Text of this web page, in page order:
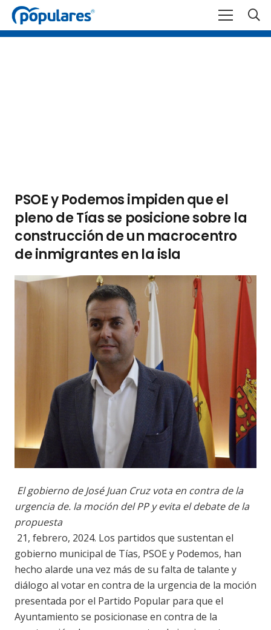
PSOE y Podemos impiden que el
pleno de Tías se posicione sobre la
construcción de un macrocentro
de inmigrantes en la isla
El gobierno de José Juan Cruz vota en contra de la
urgencia de. la moción del PP y evita el debate de la
propuesta
21, febrero, 2024. Los partidos que sustentan el
gobierno municipal de Tías, PSOE y Podemos, han
hecho alarde una vez más de su falta de talante y
diálogo al votar en contra de la urgencia de la moción
presentada por el Partido Popular para que el
Ayuntamiento se posicionase en contra de la